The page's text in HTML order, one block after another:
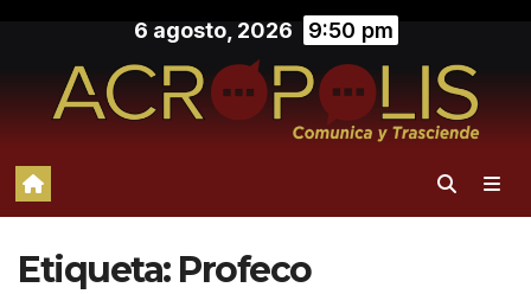
contenido
6 agosto, 2026 9:50 pm
Etiqueta: Profeco